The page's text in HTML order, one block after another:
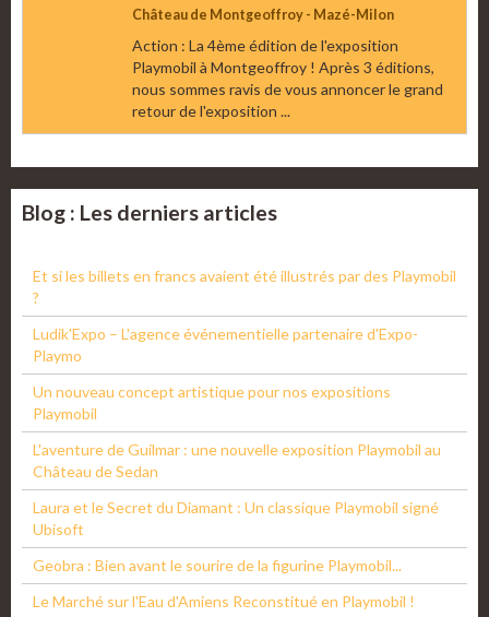
Château de Montgeoffroy - Mazé-Milon
Action : La 4ème édition de l'exposition
Playmobil à Montgeoffroy ! Après 3 éditions,
nous sommes ravis de vous annoncer le grand
retour de l'exposition ...
Blog : Les derniers articles
Et si les billets en francs avaient été illustrés par des Playmobil
?
Ludik'Expo – L'agence événementielle partenaire d'Expo-
Playmo
Un nouveau concept artistique pour nos expositions
Playmobil
L'aventure de Guilmar : une nouvelle exposition Playmobil au
Château de Sedan
Laura et le Secret du Diamant : Un classique Playmobil signé
Ubisoft
Geobra : Bien avant le sourire de la figurine Playmobil...
Le Marché sur l'Eau d'Amiens Reconstitué en Playmobil !